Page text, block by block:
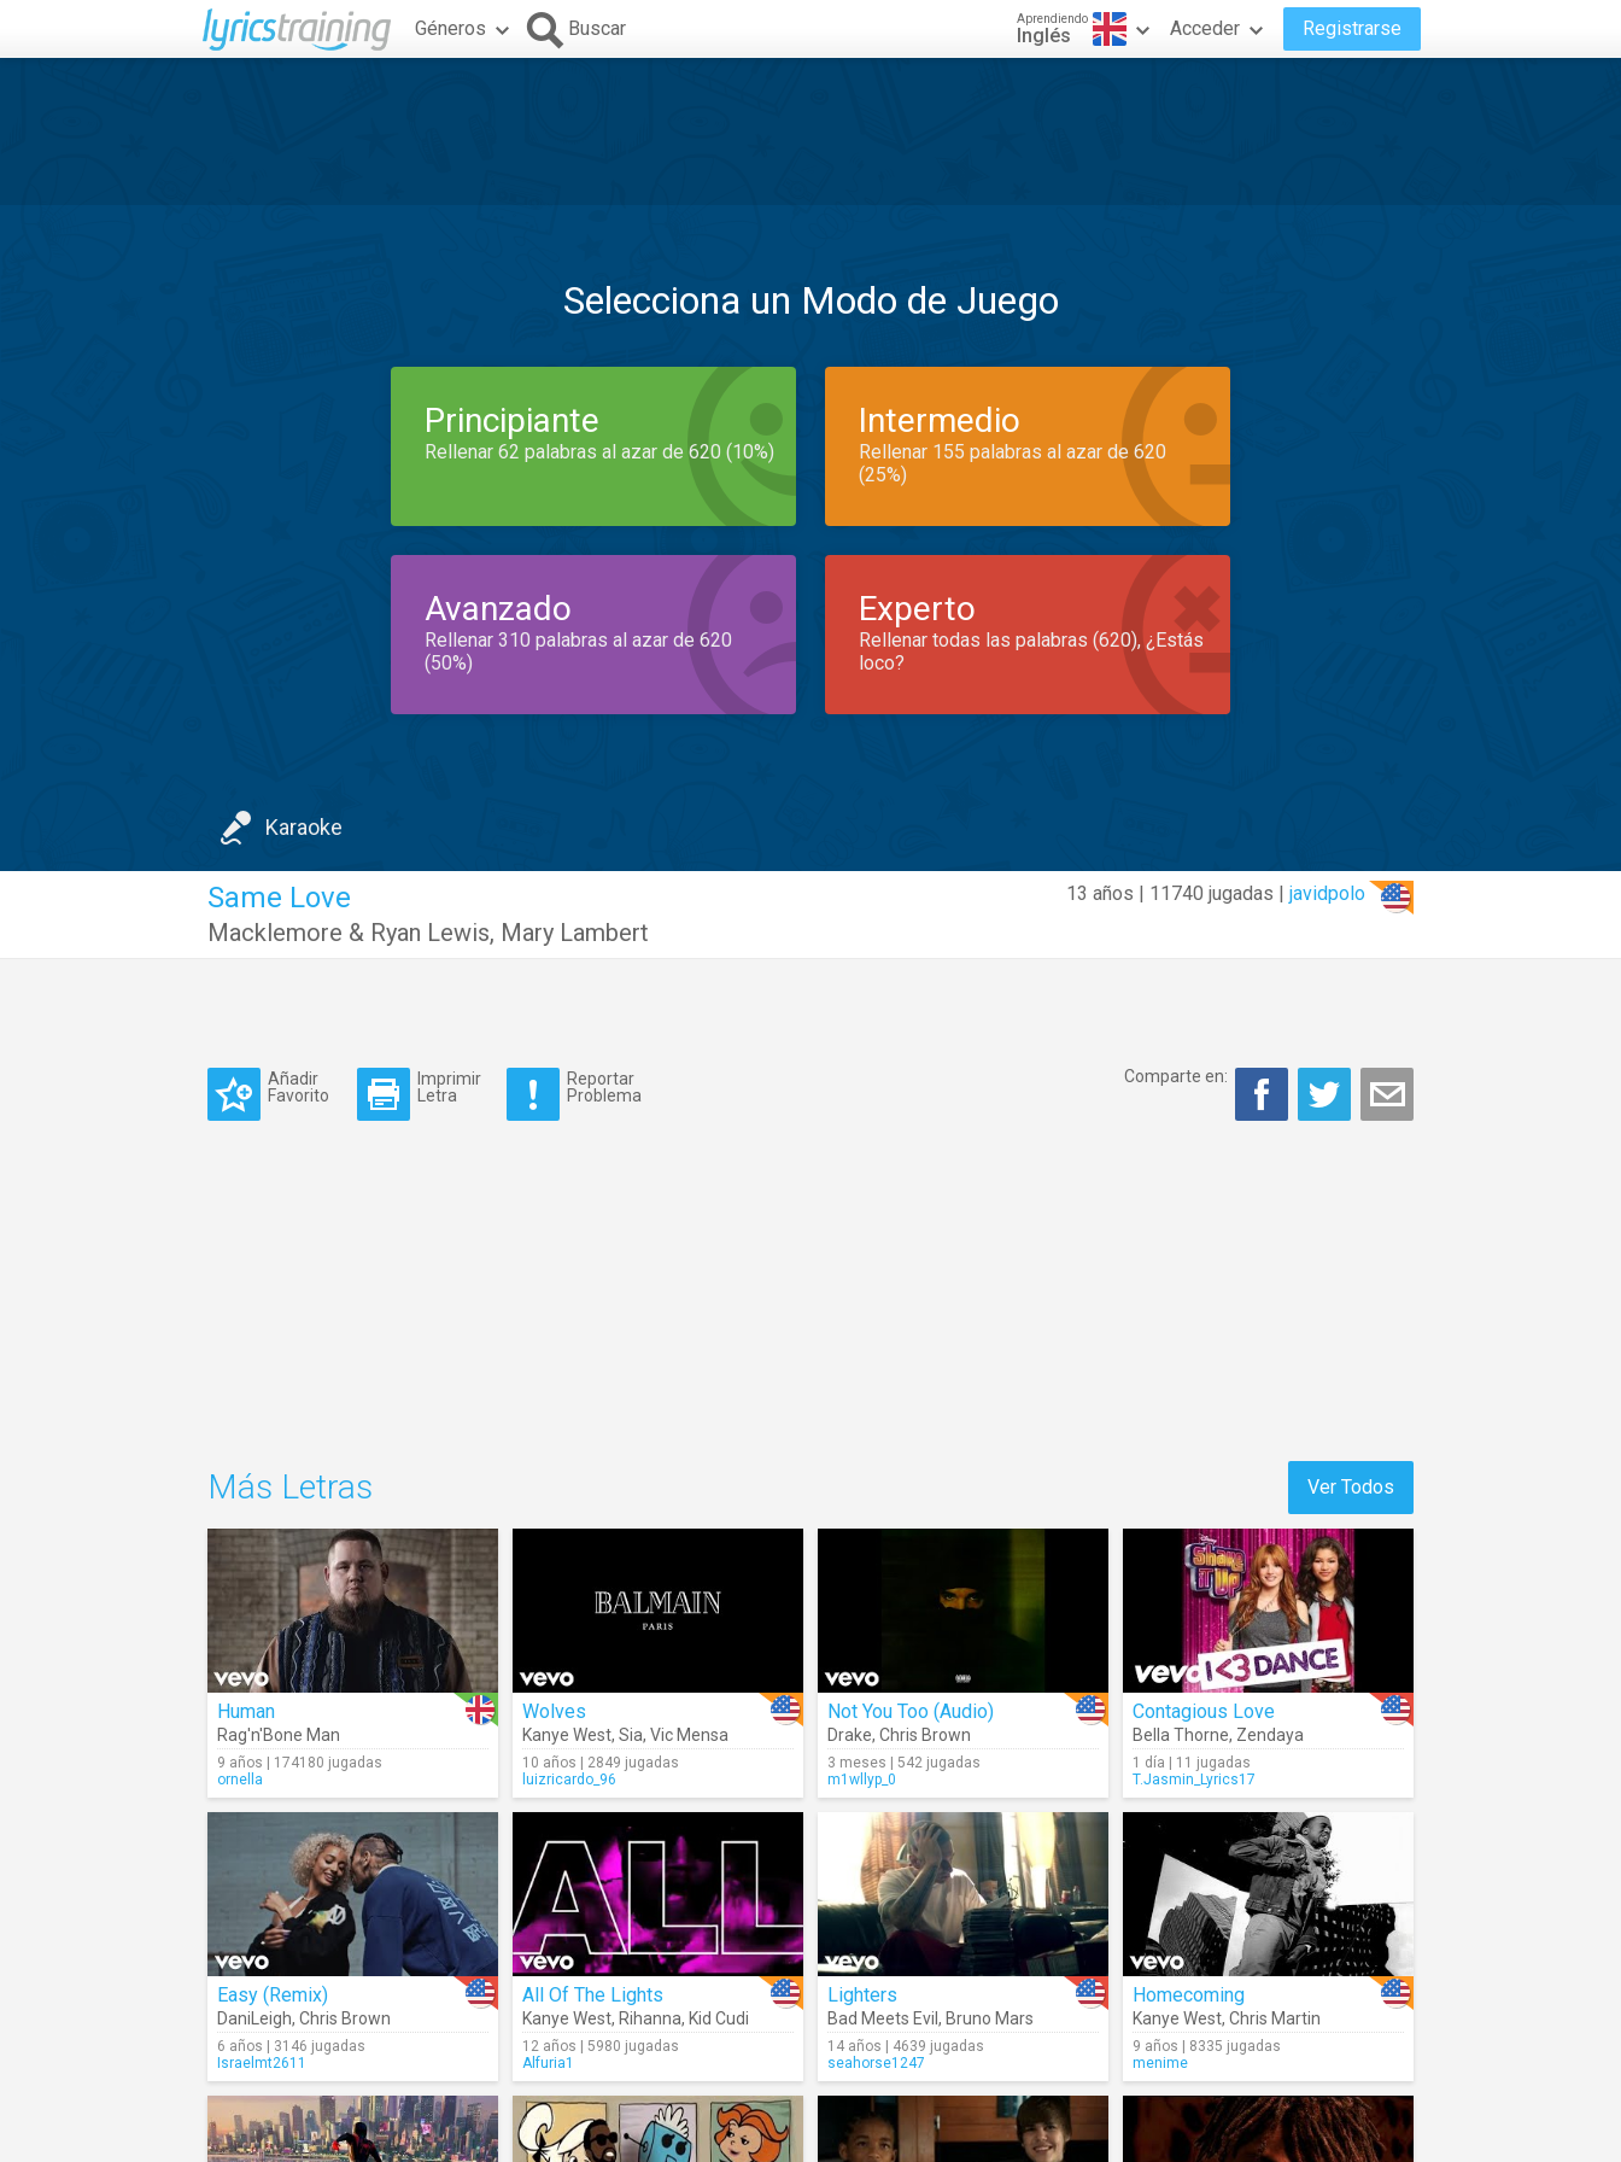
Géneros Buscar Aprendiendo
Inglés Acceder Registrarse
Selecciona un Modo de Juego
Principiante
Rellenar 62 palabras al azar de 620 (10%)
Intermedio
Rellenar 155 palabras al azar de 620
(25%)
Avanzado
Rellenar 310 palabras al azar de 620
(50%)
Experto
Rellenar todas las palabras (620), ¿Estás
loco?
Karaoke
13 años | 11740 jugadas | javidpolo
Same Love
Macklemore & Ryan Lewis, Mary Lambert
Añadir
Favorito
Imprimir
Letra
Reportar
Problema
Comparte en:
Ver Todos
Más Letras
Human
Rag'n'Bone Man
9 años | 174180 jugadas
ornella
Wolves
Kanye West, Sia, Vic Mensa
10 años | 2849 jugadas
luizricardo_96
Not You Too (Audio)
Drake, Chris Brown
3 meses | 542 jugadas
m1wllyp_0
Contagious Love
Bella Thorne, Zendaya
1 día | 11 jugadas
T.Jasmin_Lyrics17
Easy (Remix)
DaniLeigh, Chris Brown
6 años | 3146 jugadas
Israelmt2611
All Of The Lights
Kanye West, Rihanna, Kid Cudi
12 años | 5980 jugadas
Alfuria1
Lighters
Bad Meets Evil , Bruno Mars
14 años | 4639 jugadas
seahorse1247
Homecoming
Kanye West, Chris Martin
9 años | 8335 jugadas
menime